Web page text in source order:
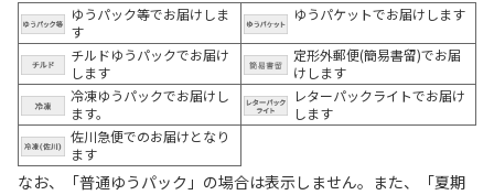
ゆうパック等でお届けしま
す
ゆうパケットでお届けします
チルドゆうパックでお届け
します
定形外郵便(簡易書留)でお届
けします
冷凍ゆうパックでお届けし
ます。
レターパックライトでお届け
します
佐川急便でのお届けとなり
ます
なお、「普通ゆうパック」の場合は表示しません。また、「夏期